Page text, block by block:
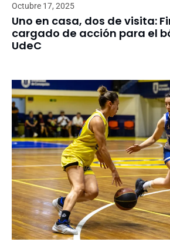
Octubre 17, 2025
Uno en casa, dos de visita:
cargado de acción para el
UdeC